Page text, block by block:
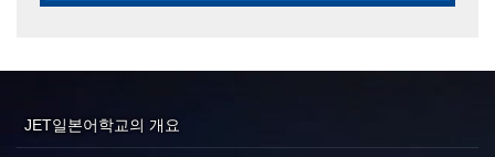
JET일본어학교의 개요